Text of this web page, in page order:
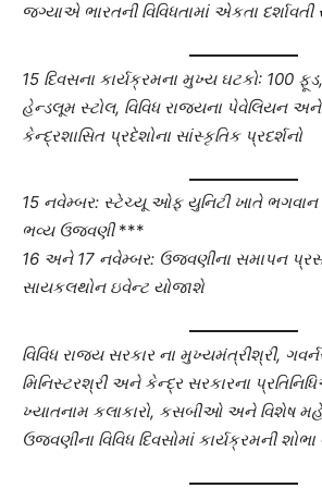
જગ્યાએ ભારતની વિવિધતામાં એકતા
15 દિવસના કાર્યક્રમના મુખ્ય ઘટકો: 100
હેન્ડલૂમ સ્ટોલ, વિવિધ રાજ્યના પેવેલિયન
કેન્દ્રશાસિત પ્રદેશોના સાંસ્કૃતિક પ્રદર્શનો
15 નવેમ્બર: સ્ટેચ્યૂ ઓફ યુનિટી ખાતે ભગવાન
ભવ્ય ઉજવણી***
16 અને 17 નવેમ્બર: ઉજવણીના સમાપન
સાયકલથોન ઇવેન્ટ યોજાશે
વિવિધ રાજ્ય સરકાર ના મુખ્યમંત્રીશ્રી,
મિનિસ્ટરશ્રી અને કેન્દ્ર સરકારના
ખ્યાતનામ કલાકારો, કસબીઓ અને વિશેષ
ઉજવણીના વિવિધ દિવસોમાં કાર્યક્રમની શોભા